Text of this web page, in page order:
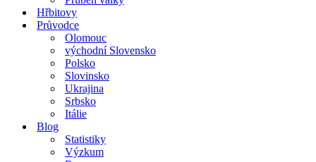
Hřbitovy
Průvodce
Olomouc
východní Slovensko
Polsko
Slovinsko
Ukrajina
Srbsko
Itálie
Blog
Statistiky
Výzkum